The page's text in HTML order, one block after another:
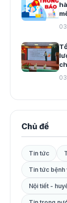
Chủ đề
Tin tức
Tin tức bệnh
Nội tiết -